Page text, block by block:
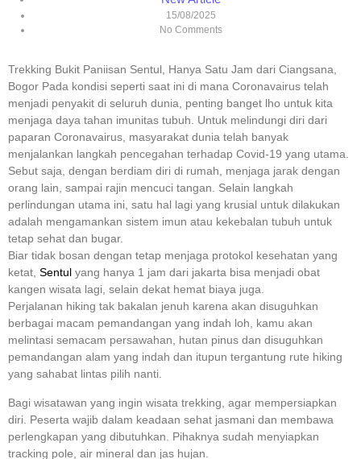
15/08/2025
No Comments
Trekking Bukit Paniisan Sentul, Hanya Satu Jam dari Ciangsana,
Bogor Pada kondisi seperti saat ini di mana Coronavairus telah
menjadi penyakit di seluruh dunia, penting banget lho untuk kita
menjaga daya tahan imunitas tubuh. Untuk melindungi diri dari
paparan Coronavairus, masyarakat dunia telah banyak
menjalankan langkah pencegahan terhadap Covid-19 yang utama.
Sebut saja, dengan berdiam diri di rumah, menjaga jarak dengan
orang lain, sampai rajin mencuci tangan. Selain langkah
perlindungan utama ini, satu hal lagi yang krusial untuk dilakukan
adalah mengamankan sistem imun atau kekebalan tubuh untuk
tetap sehat dan bugar.
Biar tidak bosan dengan tetap menjaga protokol kesehatan yang
ketat, Sentul yang hanya 1 jam dari jakarta bisa menjadi obat
kangen wisata lagi, selain dekat hemat biaya juga.
Perjalanan hiking tak bakalan jenuh karena akan disuguhkan
berbagai macam pemandangan yang indah loh, kamu akan
melintasi semacam persawahan, hutan pinus dan disuguhkan
pemandangan alam yang indah dan itupun tergantung rute hiking
yang sahabat lintas pilih nanti.
Bagi wisatawan yang ingin wisata trekking, agar mempersiapkan
diri. Peserta wajib dalam keadaan sehat jasmani dan membawa
perlengkapan yang dibutuhkan. Pihaknya sudah menyiapkan
tracking pole, air mineral dan jas hujan.